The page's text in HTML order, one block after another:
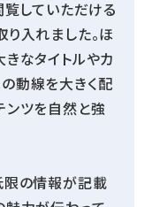
覧していただける
り入れました。ほ
きなタイトルやカ
動線を大きく配
ンツを自然と強
限の情報が記載